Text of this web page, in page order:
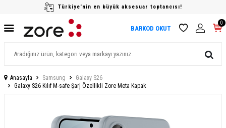
Türkiye'nin en büyük aksesuar toptancısı!
BARKOD OKUT
0
Anasayfa Samsung
Galaxy S26
Galaxy S26 Kılıf M-safe Şarj Özellikli Zore Meta Kapak